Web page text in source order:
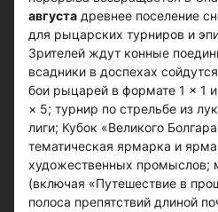
августа древнее поселение
для рыцарских турниров и
Зрителей ждут конные
всадники в доспехах
бои рыцарей в формате 1 × 1
× 5; турнир по стрельбе из
лиги; Кубок «Великого
тематическая ярмарка и
художественных промыслов;
(включая «Путешествие в
полоса препятствий длиной